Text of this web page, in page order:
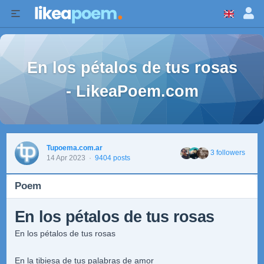
En los pétalos de tus rosas
- LikeaPoem.com
Tupoema.com.ar
14 Apr 2023 · 9404 posts
3 followers
Poem
En los pétalos de tus rosas
En los pétalos de tus rosas
En la tibiesa de tus palabras de amor